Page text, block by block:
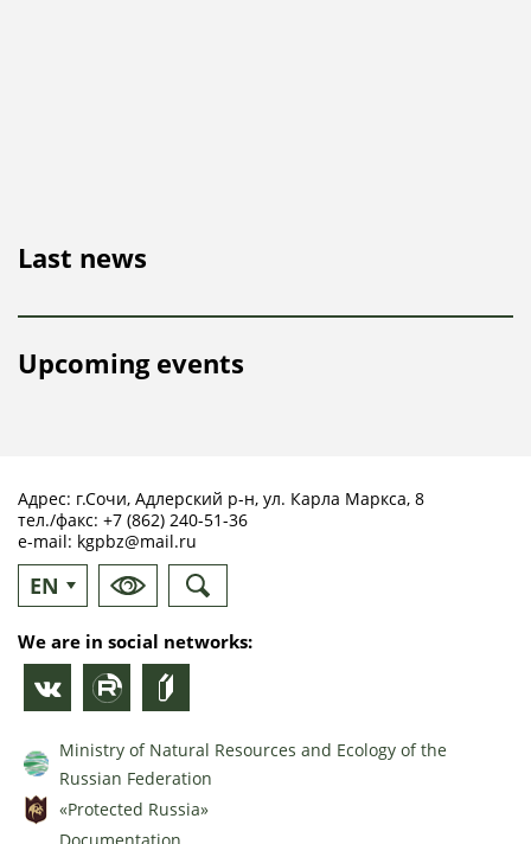
Last news
Upcoming events
Адрес: г.Сочи, Адлерский р-н, ул. Карла Маркса, 8
тел./факс: +7 (862) 240-51-36
e-mail: kgpbz@mail.ru
EN
RU
We are in social networks:
Ministry of Natural Resources and Ecology of the
Russian Federation
«Protected Russia»